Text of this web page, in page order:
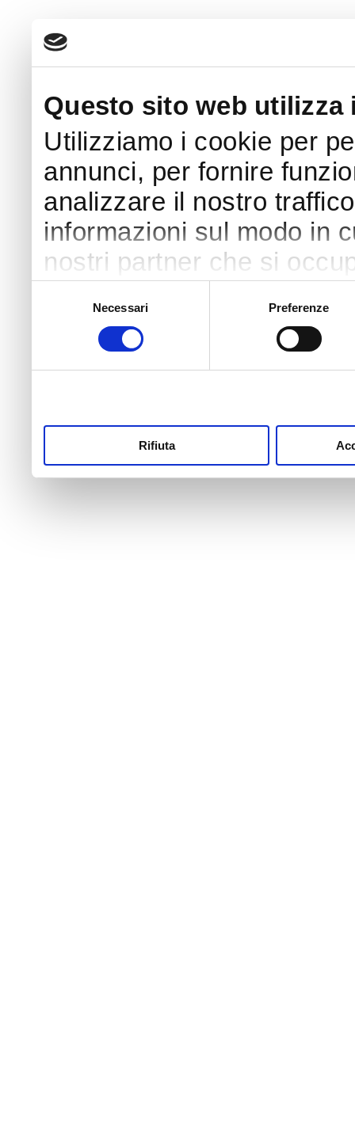
Questo sito web utilizza
Utilizziamo i cookie per
annunci, per fornire
analizzare il nostro
informazioni sul modo in
nostri partner che si
con altre informazioni
raccolto dal suo utilizzo
Necessari Preferenze
Rifiuta